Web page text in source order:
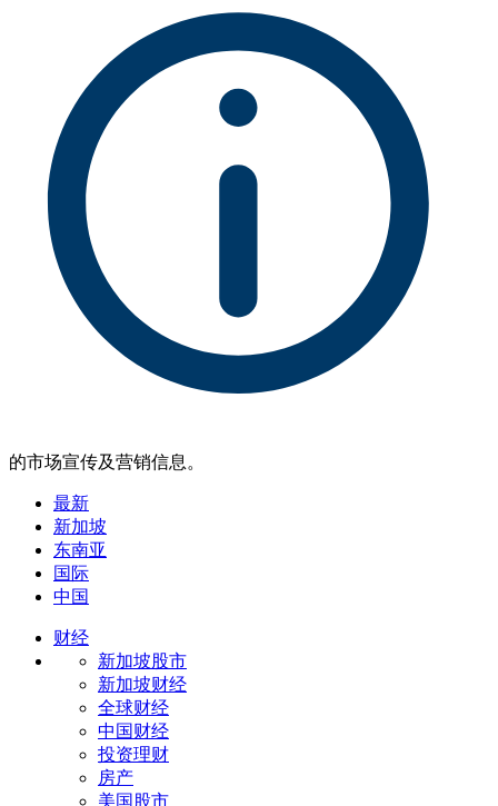
的市场宣传及营销信息。
最新
新加坡
东南亚
国际
中国
财经
新加坡股市
新加坡财经
全球财经
中国财经
投资理财
房产
美国股市